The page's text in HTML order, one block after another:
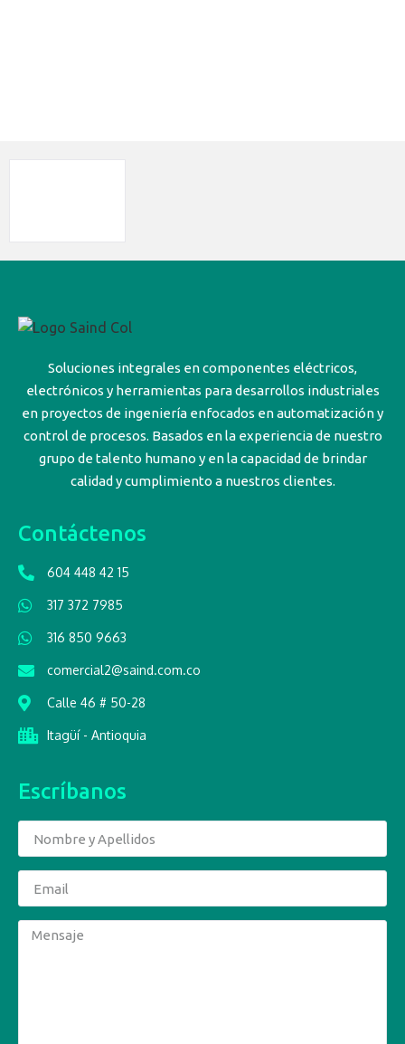
Soluciones integrales en componentes eléctricos,
electrónicos y herramientas para desarrollos industriales
en proyectos de ingeniería enfocados en automatización y
control de procesos. Basados en la experiencia de nuestro
grupo de talento humano y en la capacidad de brindar
calidad y cumplimiento a nuestros clientes.
Contáctenos
604 448 42 15
317 372 7985
316 850 9663
comercial2@saind.com.co
Calle 46 # 50-28
Itagüí - Antioquia
Escríbanos